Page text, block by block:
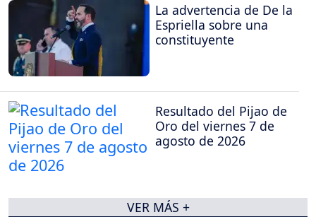
La advertencia de De la
Espriella sobre una
constituyente
Resultado del Pijao de
Oro del viernes 7 de
agosto de 2026
VER MÁS +